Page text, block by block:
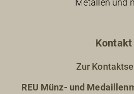
Kontakt
Zur
REU Münz- und